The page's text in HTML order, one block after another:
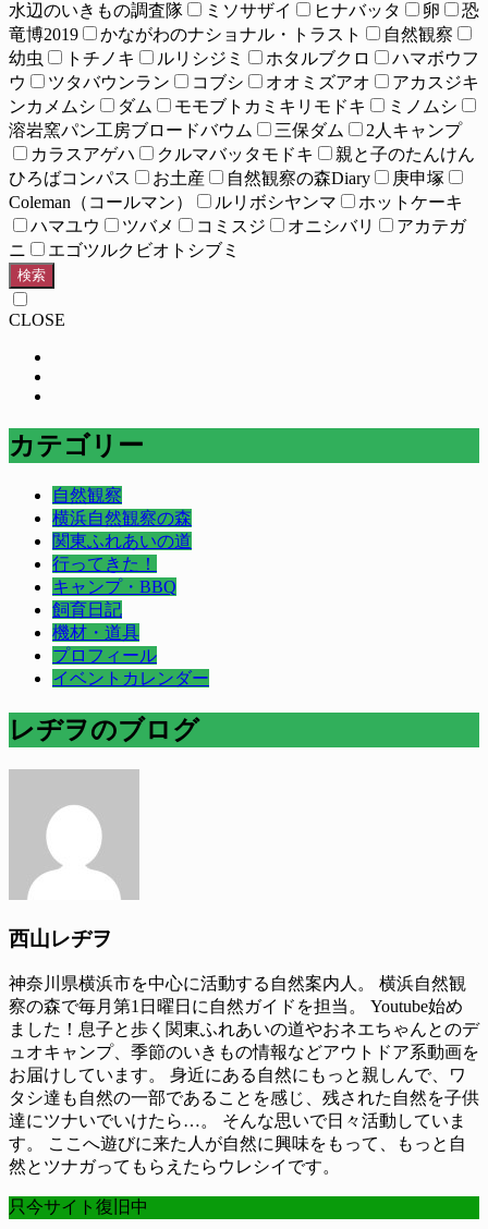
水辺のいきもの調査隊
ミソサザイ ヒナバッタ 卵
恐
竜博2019
かながわのナショナル・トラスト
自然観察
幼虫
トチノキ ルリシジミ ホタルブクロ
ハマボウフ
ウ
ツタバウンラン コブシ オオミズアオ
アカスジキ
ンカメムシ
ダム モモブトカミキリモドキ
ミノムシ
溶岩窯パン工房ブロードバウム
三保ダム
2人キャンプ
カラスアゲハ
クルマバッタモドキ
親と子のたんけん
ひろばコンパス
お土産 自然観察の森Diary
庚申塚
Coleman（コールマン）
ルリボシヤンマ
ホットケーキ
ハマユウ
ツバメ コミスジ オニシバリ
アカテガ
ニ
エゴツルクビオトシブミ
検索
CLOSE
カテゴリー
自然観察
横浜自然観察の森
関東ふれあいの道
行ってきた！
キャンプ・BBQ
飼育日記
機材・道具
プロフィール
イベントカレンダー
レヂヲのブログ
西山レヂヲ
神奈川県横浜市を中心に活動する自然案内人。 横浜自然観
察の森で毎月第1日曜日に自然ガイドを担当。 Youtube始め
ました！息子と歩く関東ふれあいの道やおネエちゃんとのデ
ュオキャンプ、季節のいきもの情報などアウトドア系動画を
お届けしています。 身近にある自然にもっと親しんで、ワ
タシ達も自然の一部であることを感じ、残された自然を子供
達にツナいでいけたら…。 そんな思いで日々活動していま
す。 ここへ遊びに来た人が自然に興味をもって、もっと自
然とツナガってもらえたらウレシイです。
只今サイト復旧中